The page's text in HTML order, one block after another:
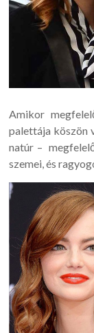
Amikor
palettája köszön
natúr –
szemei, és